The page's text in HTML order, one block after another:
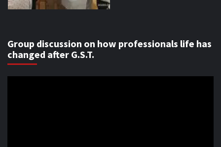
Group discussion on how professionals life has
changed after G.S.T.